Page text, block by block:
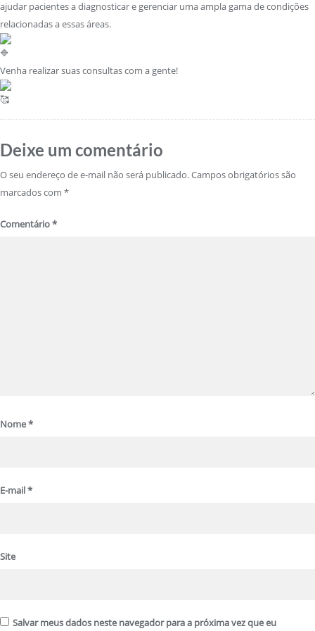
ajudar pacientes a diagnosticar e gerenciar uma ampla gama de condições
relacionadas a essas áreas.
Venha realizar suas consultas com a gente!
Deixe um comentário
O seu endereço de e-mail não será publicado.Campos obrigatórios são
marcados com *
Comentário*
Nome*
E-mail*
Site
Salvar meus dados neste navegador para a próxima vez que eu